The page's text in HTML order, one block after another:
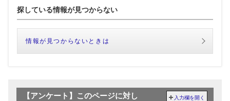
探している情報が見つからない
情報が見つからないときは
【アンケート】このページに対し
入力欄を開く